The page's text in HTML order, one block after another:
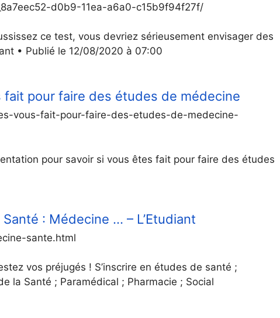
d0b9-11ea-a6a0-c15b9f94f27f/
ce test, vous devriez sérieusement envisager des
• Publié le 12/08/2020 à 07:00
fait pour faire des études de médecine
vous-fait-pour-faire-des-etudes-de-medecine-
pour savoir si vous êtes fait pour faire des études
: Médecine … – L’Etudiant
sante.html
vos préjugés ! S’inscrire en études de santé ;
la Santé ; Paramédical ; Pharmacie ; Social